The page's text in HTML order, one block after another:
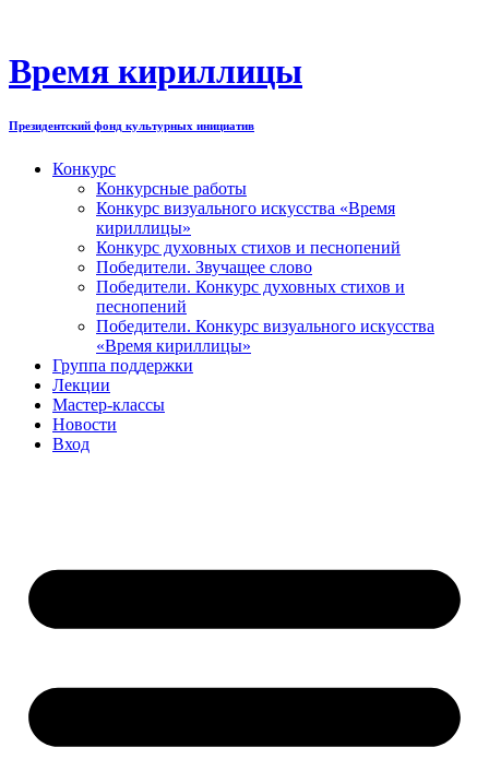
содержимому
Время кириллицы
Президентский фонд культурных инициатив
Конкурс
Конкурсные работы
Конкурс визуального искусства «Время
кириллицы»
Конкурс духовных стихов и песнопений
Победители. Звучащее слово
Победители. Конкурс духовных стихов и
песнопений
Победители. Конкурс визуального искусства
«Время кириллицы»
Группа поддержки
Лекции
Мастер-классы
Новости
Вход